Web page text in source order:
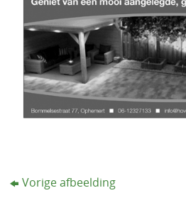
Vorige afbeelding